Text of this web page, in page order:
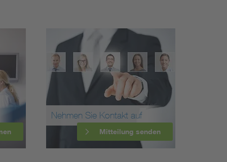
Nehmen Sie Kontakt auf
Mitteilung senden